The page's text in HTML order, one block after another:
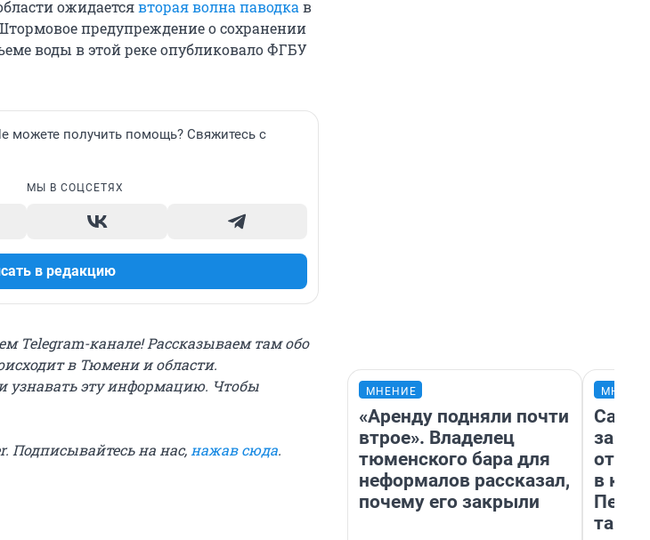
ожидаетсявторая волна паводка в
предупреждение о сохранении
воды в этой реке опубликовало ФГБУ
можете получить помощь? Свяжитесь с
МЫ В СОЦСЕТЯХ
в редакцию
Telegram-канале! Рассказываем там обо
в Тюмени и области.
эту информацию. Чтобы
Подписывайтесь на нас, нажав сюда.
МНЕНИЕ
«Аренду подняли почти
втрое». Владелец
тюменского бара для
неформалов рассказал,
почему его закрыли
в
там